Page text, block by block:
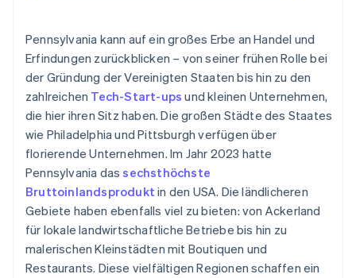
Lokale Zuschüsse und Steuernachlässe
Steuergutschriften für die Keystone Innovation
Zone (KIZ)
SCORE-Kapitel
Lokale Handelskammern
Mikrokredite von gemeinnützigen Organisationen
Gründungsaktien ohne Einsatz eigener Mittel
erwerben
Automatische Einreichung des 83(b)-
Steuerformulars
Hochwertige rechtliche Unternehmensdokumente
Ein Jahr Stripe Payments kostenlos, plus
Partnergutschriften und Rabatte im Wert von
50.000 USD
Pennsylvania kann auf ein großes Erbe an Handel und
Erfindungen zurückblicken – von seiner frühen Rolle bei
der Gründung der Vereinigten Staaten bis hin zu den
zahlreichen Tech-Start-ups und kleinen Unternehmen,
die hier ihren Sitz haben. Die großen Städte des Staates
wie Philadelphia und Pittsburgh verfügen über
florierende Unternehmen. Im Jahr 2023 hatte
Pennsylvania dassechsthöchste
Bruttoinlandsprodukt in den USA. Die ländlicheren
Gebiete haben ebenfalls viel zu bieten: von Ackerland
für lokale landwirtschaftliche Betriebe bis hin zu
malerischen Kleinstädten mit Boutiquen und
Restaurants. Diese vielfältigen Regionen schaffen ein